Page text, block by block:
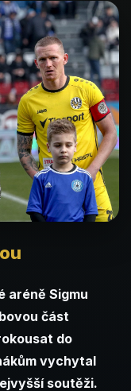
aréně Sigmu
část
do
vychytal
soutěži.